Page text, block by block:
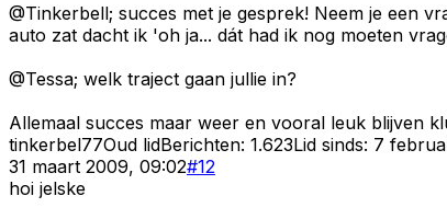
@Tinkerbell; succes met je gesprek! Neem je een
auto zat dacht ik 'oh ja... dát had ik nog moeten
@Tessa; welk traject gaan jullie in?
Allemaal succes maar weer en vooral leuk blijven
tinkerbel77Oud lidBerichten: 1.623Lid sinds: 7
31 maart 2009, 09:02#12
hoi jelske